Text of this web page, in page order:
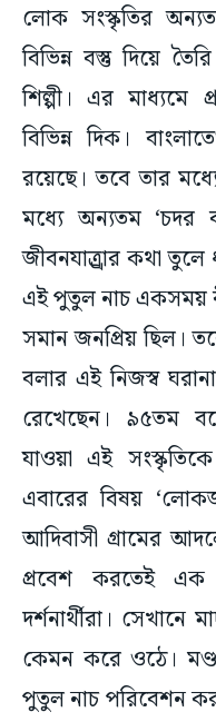
লোক সংস্কৃতির
বিভিন্ন বস্তু দিয়ে
শিল্পী। এর
বিভিন্ন দিক।
রয়েছে। তবে তার
মধ্যে অন্যতম ‘চদর
জীবনযাত্র্রার কথা
এই পুতুল নাচ একসময়
সমান জনপ্রিয় ছিল।
বলার এই নিজস্ব
রেখেছেন। ৯৫তম
যাওয়া এই
এবারের বিষয়
আদিবাসী গ্রামের
প্রবেশ করতেই
দর্শনার্থীরা।
কেমন করে ওঠে।
পুতুল নাচ পরিবেশন